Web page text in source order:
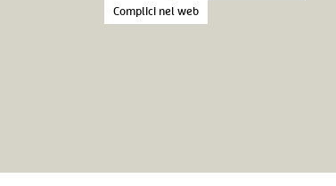
Complici nel web